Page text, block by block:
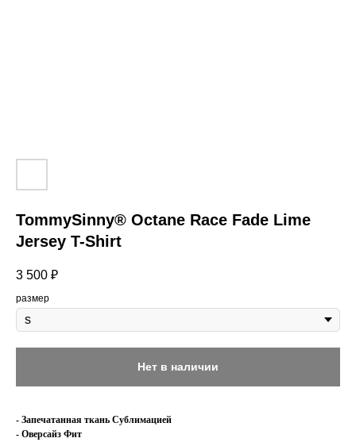
TommySinny® Octane Race Fade Lime
Jersey T-Shirt
3 500 ₽
размер
Нет в наличии
- Запечатанная ткань Сублимацией
- Оверсайз Фит